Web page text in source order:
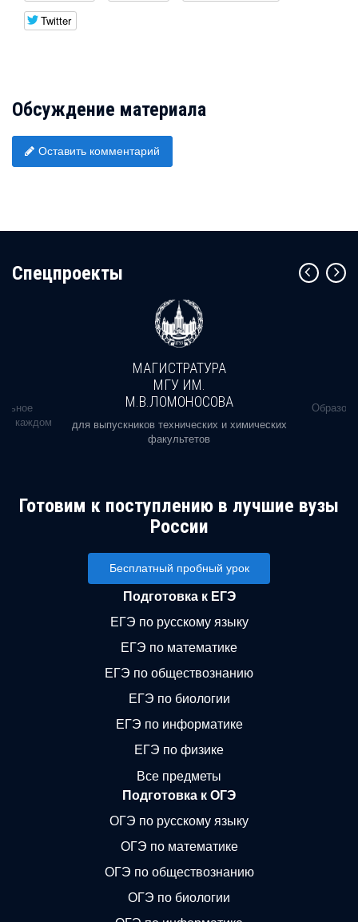
Twitter
Обсуждение материала
Оставить комментарий
Cпецпроекты
в каждом
МАГИСТРАТУРА
МГУ ИМ.
М.В.ЛОМОНОСОВА
для выпускников технических и химических
факультетов
Готовим к поступлению в лучшие вузы
России
Бесплатный пробный урок
Подготовка к ЕГЭ
ЕГЭ по русскому языку
ЕГЭ по математике
ЕГЭ по обществознанию
ЕГЭ по биологии
ЕГЭ по информатике
ЕГЭ по физике
Все предметы
Подготовка к ОГЭ
ОГЭ по русскому языку
ОГЭ по математике
ОГЭ по обществознанию
ОГЭ по биологии